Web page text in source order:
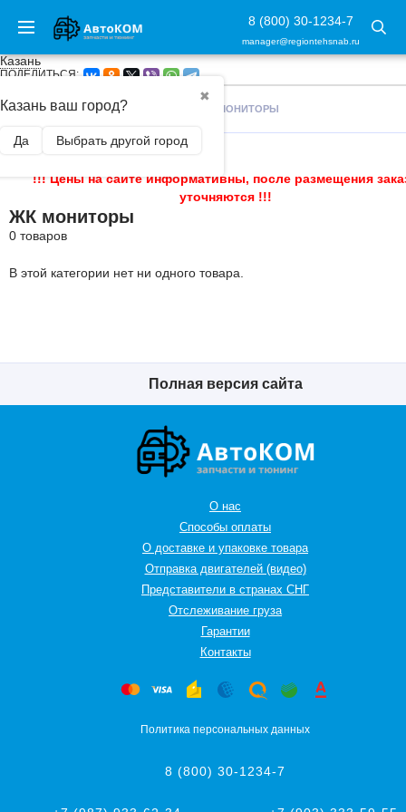
8 (800) 30-1234-7
manager@regiontehsnab.ru
Казань
✖
Казань ваш город?
Да Выбрать другой город
ПОДЕЛИТЬСЯ:
ГЛАВНАЯ / АВТОАКСЕССУАРЫ ЖК МОНИТОРЫ
!!! Цены на сайте информативны, после размещения
уточняются !!!
ЖК мониторы
0 товаров
В этой категории нет ни одного товара.
Полная версия сайта
О нас
Способы оплаты
О доставке и упаковке товара
Отправка двигателей (видео)
Представители в странах СНГ
Oтслеживание груза
Гарантии
Контакты
Политика персональных данных
8 (800) 30-1234-7